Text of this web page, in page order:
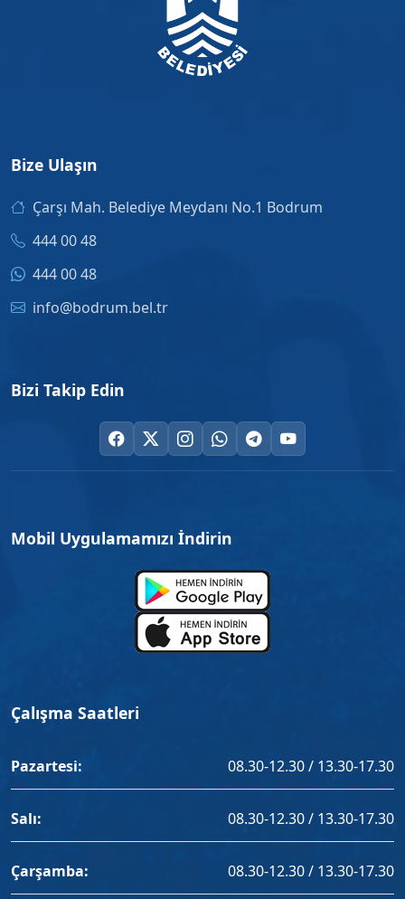
Bize Ulaşın
Çarşı Mah. Belediye Meydanı No.1 Bodrum
444 00 48
444 00 48
info@bodrum.bel.tr
Bizi Takip Edin
Mobil Uygulamamızı İndirin
Çalışma Saatleri
Pazartesi: 08.30-12.30 / 13.30-17.30
Salı: 08.30-12.30 / 13.30-17.30
Çarşamba: 08.30-12.30 / 13.30-17.30